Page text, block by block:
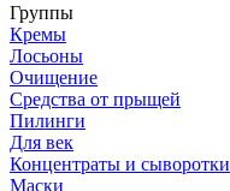
Группы
Кремы
Лосьоны
Очищение
Средства от прыщей
Пилинги
Для век
Концентраты и сыворотки
Маски